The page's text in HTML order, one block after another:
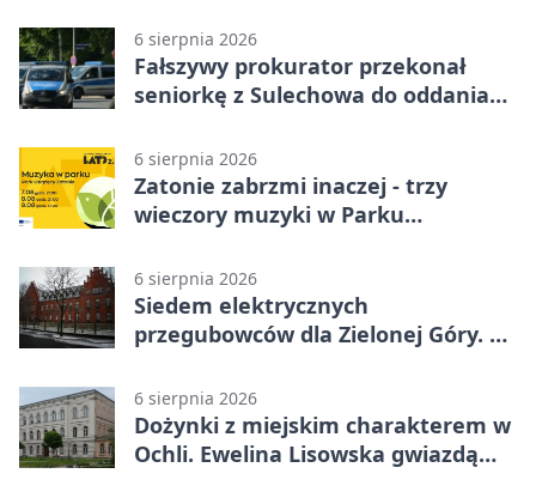
6 sierpnia 2026
Fałszywy prokurator przekonał
seniorkę z Sulechowa do oddania
6 sierpnia 2026
Zatonie zabrzmi inaczej - trzy
wieczory muzyki w Parku
6 sierpnia 2026
Siedem elektrycznych
przegubowców dla Zielonej Góry. To
6 sierpnia 2026
Dożynki z miejskim charakterem w
Ochli. Ewelina Lisowska gwiazdą